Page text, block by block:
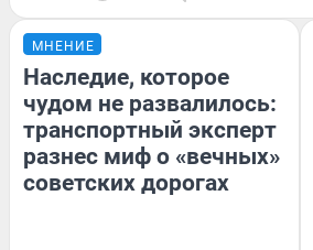
МНЕНИЕ
Наследие, которое
чудом не развалилось:
транспортный эксперт
разнес миф о «вечных»
советских дорогах